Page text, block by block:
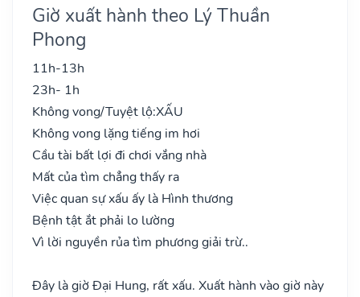
Giờ xuất hành theo Lý Thuần
Phong
11h-13h
23h- 1h
Không vong/Tuyệt lộ:XẤU
Không vong lặng tiếng im hơi
Cầu tài bất lợi đi chơi vắng nhà
Mất của tìm chẳng thấy ra
Việc quan sự xấu ấy là Hình thương
Bệnh tật ắt phải lo lường
Vì lời nguyền rủa tìm phương giải trừ..
Đây là giờ Đại Hung, rất xấu. Xuất hành vào giờ này